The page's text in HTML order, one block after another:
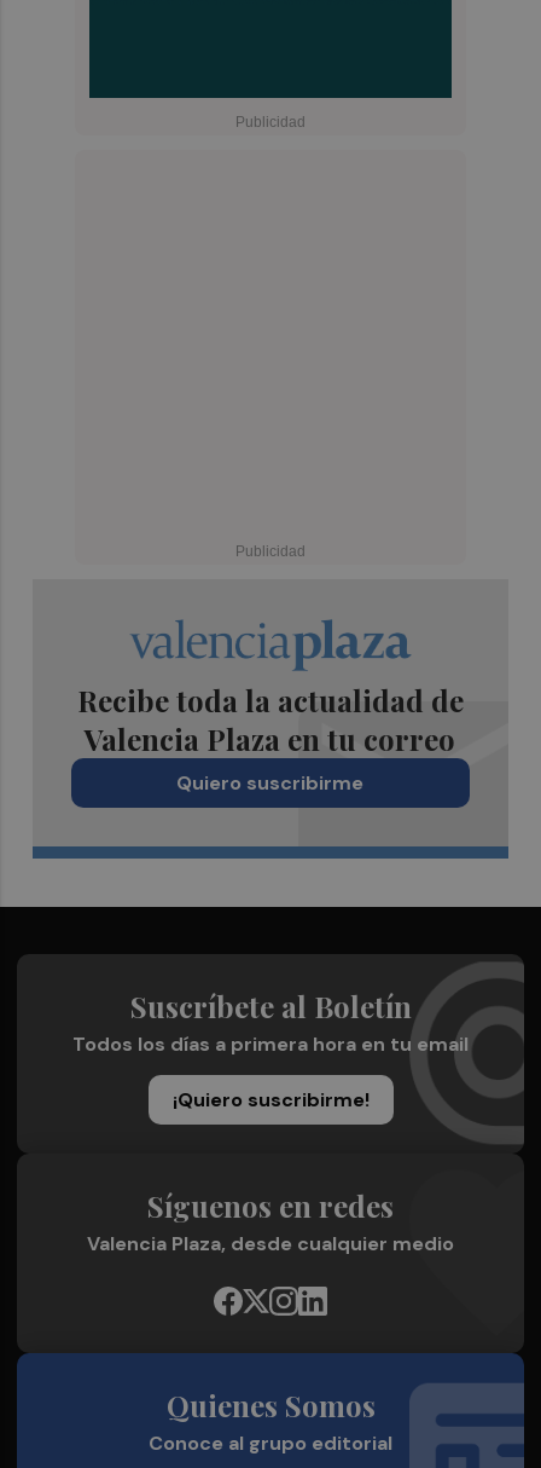
Recibe toda la actualidad de
Valencia Plaza en tu correo
Quiero suscribirme
Suscríbete al Boletín
Todos los días a primera hora en tu email
¡Quiero suscribirme!
Síguenos en redes
Valencia Plaza, desde cualquier medio
Quienes Somos
Conoce al grupo editorial